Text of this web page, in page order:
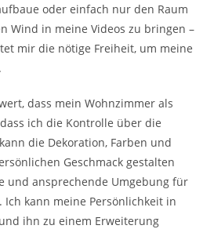
oder einfach nur den Raum
Wind in meine Videos zu bringen –
mir die nötige Freiheit, um meine
dass mein Wohnzimmer als
ich die Kontrolle über die
die Dekoration, Farben und
Geschmack gestalten
und ansprechende Umgebung für
Ich kann meine Persönlichkeit in
ihn zu einem Erweiterung